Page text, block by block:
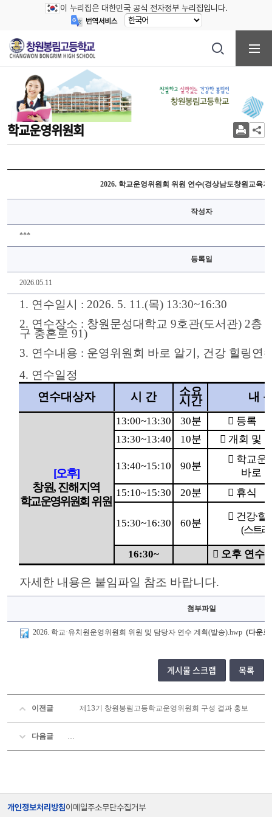
이 누리집은 대한민국 공식 전자정부 누리집입니다.
학교운영위원회
2026. 학교운영위원회 위원 연수(경상남도창원교육
작성자
***
등록일
2026.05.11
1. 연수일시 : 2026. 5. 11.(목) 13:30~16:30
2. 연수장소 : 창원문성대학교 9호관(도서관) 2층
구 충혼로 91)
3. 연수내용 : 운영위원회 바로 알기, 건강 힐링연
4. 연수일정
연수대상자
시 간 소요
시간 내
[오후]
창원,진해지역
학교운영위원회 위원
13:00~13:30 30분  등록
13:30~13:40
10분 개회 및
13:40~15:10 90분
 학교운
바로
15:10~15:30
20분  휴식
15:30~16:30 60분
 건강·힐
(스트
16:30~  오후 연수
자세한 내용은 붙임파일 참조 바랍니다.
첨부파일
2026. 학교·유치원운영위원회 위원 및 담당자 연수 계획(발송).hwp (다운로
게시물 스크랩 목록
이전글 제13기 창원봉림고등학교운영위원회 구성 결과 홍보
다음글
개인정보처리방침이메일주소무단수집거부